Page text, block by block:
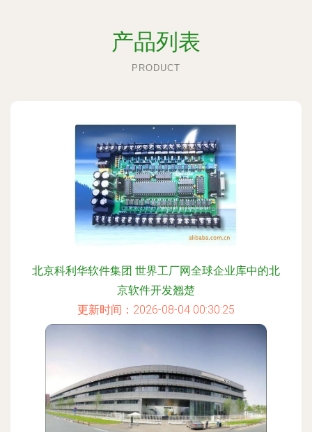
产品列表
PRODUCT
北京科利华软件集团 世界工厂网全球企业库中的北
京软件开发翘楚
更新时间：2026-08-04 00:30:25